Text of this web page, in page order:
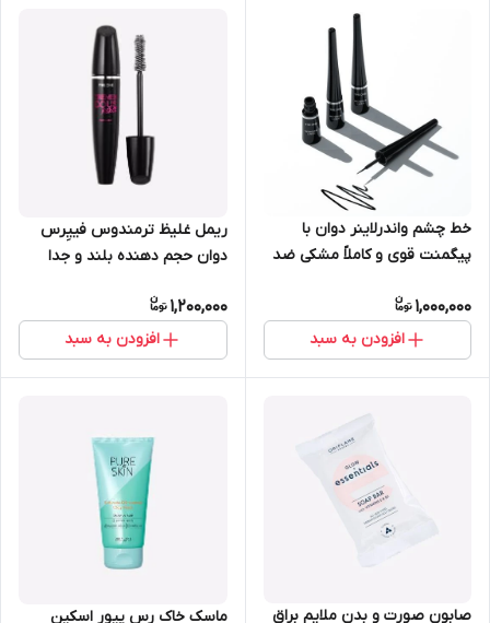
خط چشم واندرلاینر دوان با
پیگمنت قوی و کاملاً مشکی ضد
1,000,000
افزودن به سبد
ریمل غلیظ ترمندوس فییِرس
دوان حجم دهنده بلند و جدا
1,200,000
افزودن به سبد
صابون صورت و بدن ملایم براق ماسک خاک رس پیور اسکین